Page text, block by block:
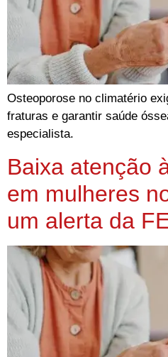
Osteoporose no climatério
fraturas e garantir saúde
especialista.
Baixa atenção
em mulheres
um alerta da